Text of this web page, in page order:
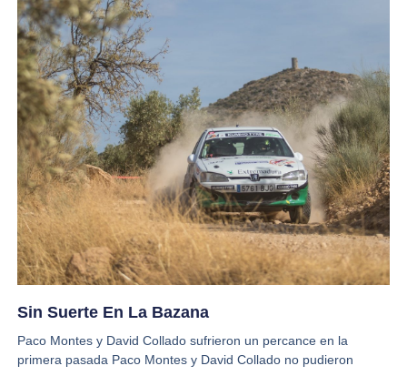
Sin Suerte En La Bazana
Paco Montes y David Collado sufrieron un percance en la
primera pasada Paco Montes y David Collado no pudieron